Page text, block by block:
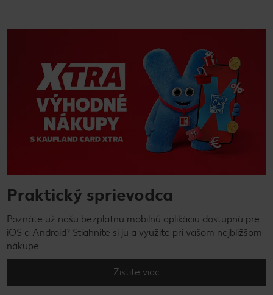
Praktický sprievodca
Poznáte už našu bezplatnú mobilnú aplikáciu dostupnú pre
iOS a Android? Stiahnite si ju a využite pri vašom najbližšom
nákupe.
Zistite viac